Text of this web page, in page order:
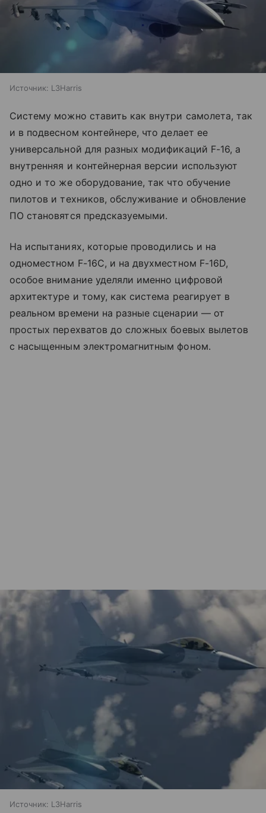
Источник: L3Harris
Систему можно ставить как внутри самолета, так
и в подвесном контейнере, что делает ее
универсальной для разных модификаций F-16, а
внутренняя и контейнерная версии используют
одно и то же оборудование, так что обучение
пилотов и техников, обслуживание и обновление
ПО становятся предсказуемыми.
На испытаниях, которые проводились и на
одноместном F-16C, и на двухместном F-16D,
особое внимание уделяли именно цифровой
архитектуре и тому, как система реагирует в
реальном времени на разные сценарии — от
простых перехватов до сложных боевых вылетов
с насыщенным электромагнитным фоном.
Источник: L3Harris